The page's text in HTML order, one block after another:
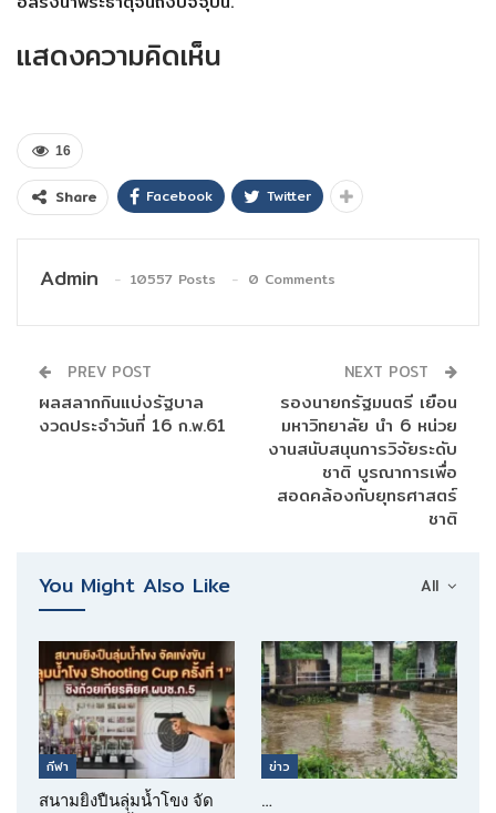
แสดงความคิดเห็น
16
Share Facebook Twitter
Admin 10557 Posts 0 Comments
PREV POST
ผลสลากกินแบ่งรัฐบาล
งวดประจำวันที่ 16 ก.พ.61
NEXT POST
รองนายกรัฐมนตรี เยือน
มหาวิทยาลัย นำ 6 หน่วย
งานสนับสนุนการวิจัยระดับ
ชาติ บูรณาการเพื่อ
สอดคล้องกับยุทธศาสตร์
ชาติ
All
You Might Also Like
กีฬา
สนามยิงปืนลุ่มน้ำโขง จัด
ข่าว
…